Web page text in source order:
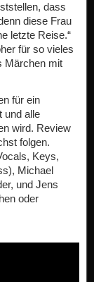
dass
diese Frau
letzte Reise.“
für so vieles
Märchen mit
für ein
und alle
wird. Review
folgen.
Keys,
Michael
und Jens
oder